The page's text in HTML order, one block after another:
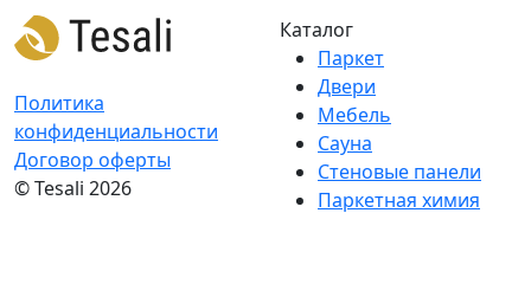
Политика
конфиденциальности
Договор оферты
© Tesali 2026
Каталог
Паркет
Двери
Мебель
Сауна
Стеновые панели
Паркетная химия